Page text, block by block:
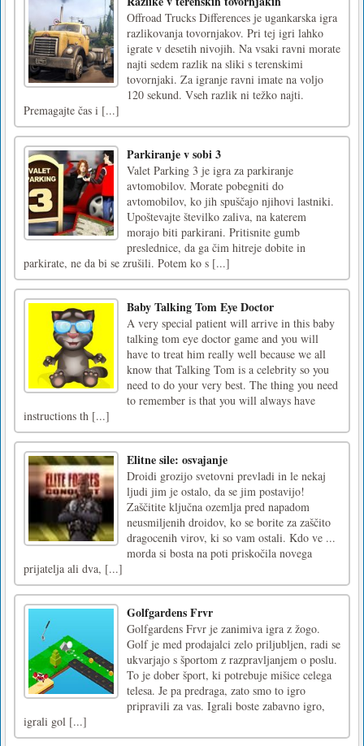
Offroad Trucks Differences je ugankarska igra
razlikovanja tovornjakov. Pri tej igri lahko
igrate v desetih nivojih. Na vsaki ravni morate
najti sedem razlik na sliki s terenskimi
tovornjaki. Za igranje ravni imate na voljo
120 sekund. Vseh razlik ni težko najti.
Premagajte čas i [...]
Parkiranje v sobi 3
Valet Parking 3 je igra za parkiranje
avtomobilov. Morate pobegniti do
avtomobilov, ko jih spuščajo njihovi lastniki.
Upoštevajte številko zaliva, na katerem
morajo biti parkirani. Pritisnite gumb
preslednice, da ga čim hitreje dobite in
parkirate, ne da bi se zrušili. Potem ko s [...]
Baby Talking Tom Eye Doctor
A very special patient will arrive in this baby
talking tom eye doctor game and you will
have to treat him really well because we all
know that Talking Tom is a celebrity so you
need to do your very best. The thing you need
to remember is that you will always have
instructions th [...]
Elitne sile: osvajanje
Droidi grozijo svetovni prevladi in le nekaj
ljudi jim je ostalo, da se jim postavijo!
Zaščitite ključna ozemlja pred napadom
neusmiljenih droidov, ko se borite za zaščito
dragocenih virov, ki so vam ostali. Kdo ve ...
morda si bosta na poti priskočila novega
prijatelja ali dva, [...]
Golfgardens Frvr
Golfgardens Frvr je zanimiva igra z žogo.
Golf je med prodajalci zelo priljubljen, radi se
ukvarjajo s športom z razpravljanjem o poslu.
To je dober šport, ki potrebuje mišice celega
telesa. Je pa predraga, zato smo to igro
pripravili za vas. Igrali boste zabavno igro,
igrali gol [...]